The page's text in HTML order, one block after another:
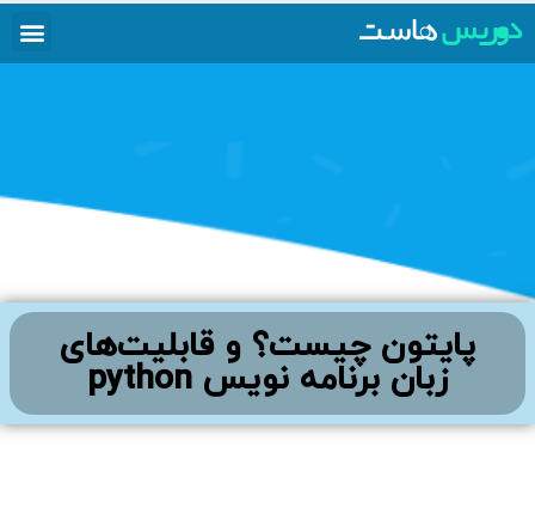
پایتون چیست؟ و قابلیت‌های
زبان برنامه نویس python